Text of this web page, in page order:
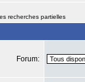
recherches partielles
Forum: